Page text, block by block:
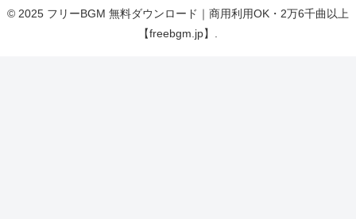
© 2025 フリーBGM 無料ダウンロード｜商用利用OK・2万6千曲以上
【freebgm.jp】.